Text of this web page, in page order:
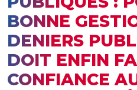
BONNE
DENIERS
DOIT ENFIN
CONFIANCE